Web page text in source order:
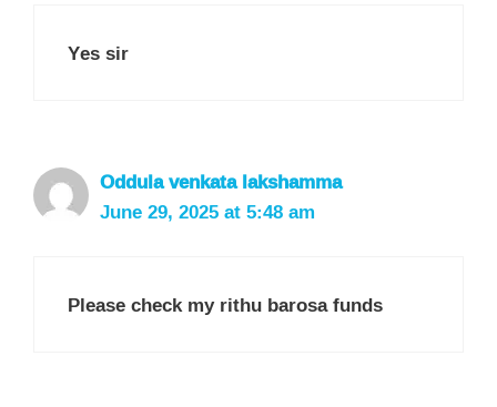
Yes sir
Oddula venkata lakshamma
June 29, 2025 at 5:48 am
Please check my rithu barosa funds